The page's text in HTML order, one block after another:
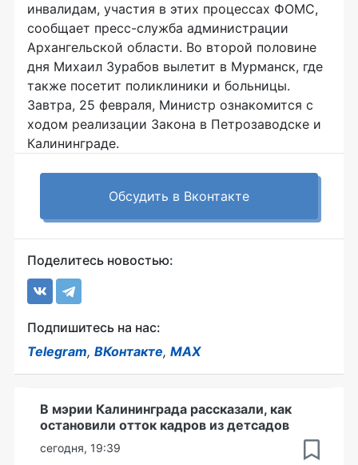
инвалидам, участия в этих процессах ФОМС,
сообщает пресс-служба администрации
Архангельской области. Во второй половине
дня Михаил Зурабов вылетит в Мурманск, где
также посетит поликлиники и больницы.
Завтра, 25 февраля, Министр ознакомится с
ходом реализации Закона в Петрозаводске и
Калининграде.
Обсудить в Вконтакте
Поделитесь новостью:
Подпишитесь на нас:
Telegram, ВКонтакте, MAX
В мэрии Калининграда рассказали, как
остановили отток кадров из детсадов
сегодня, 19:39